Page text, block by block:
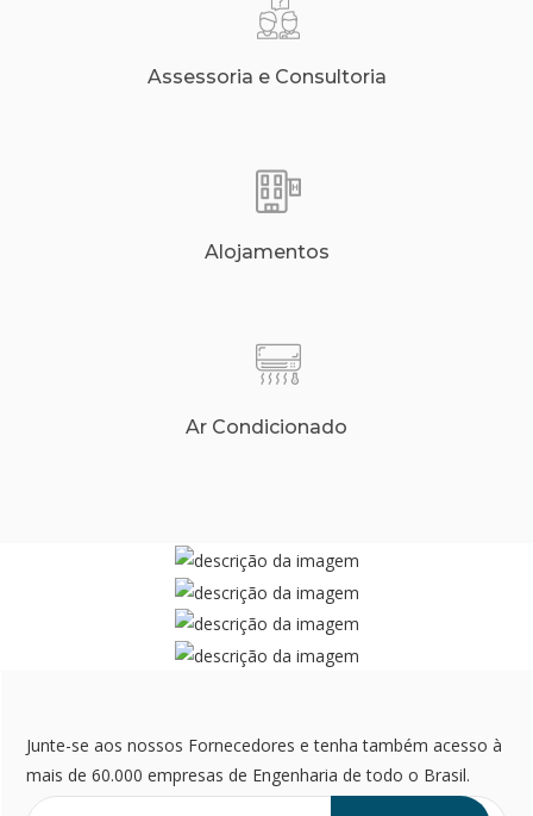
Assessoria e Consultoria
Alojamentos
Ar Condicionado
Junte-se aos nossos Fornecedores e tenha também acesso à
mais de 60.000 empresas de Engenharia de todo o Brasil.